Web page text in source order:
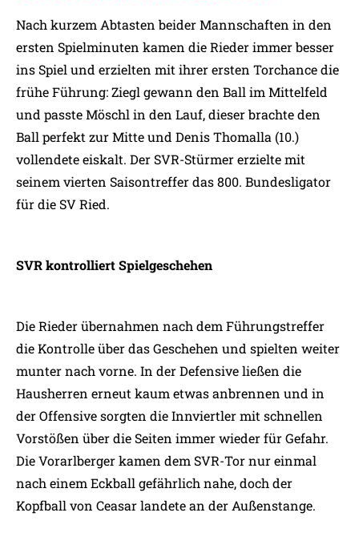
Nach kurzem Abtasten beider Mannschaften in den
ersten Spielminuten kamen die Rieder immer besser
ins Spiel und erzielten mit ihrer ersten Torchance die
frühe Führung: Ziegl gewann den Ball im Mittelfeld
und passte Möschl in den Lauf, dieser brachte den
Ball perfekt zur Mitte und Denis Thomalla (10.)
vollendete eiskalt. Der SVR-Stürmer erzielte mit
seinem vierten Saisontreffer das 800. Bundesligator
für die SV Ried.
SVR kontrolliert Spielgeschehen
Die Rieder übernahmen nach dem Führungstreffer
die Kontrolle über das Geschehen und spielten weiter
munter nach vorne. In der Defensive ließen die
Hausherren erneut kaum etwas anbrennen und in
der Offensive sorgten die Innviertler mit schnellen
Vorstößen über die Seiten immer wieder für Gefahr.
Die Vorarlberger kamen dem SVR-Tor nur einmal
nach einem Eckball gefährlich nahe, doch der
Kopfball von Ceasar landete an der Außenstange.